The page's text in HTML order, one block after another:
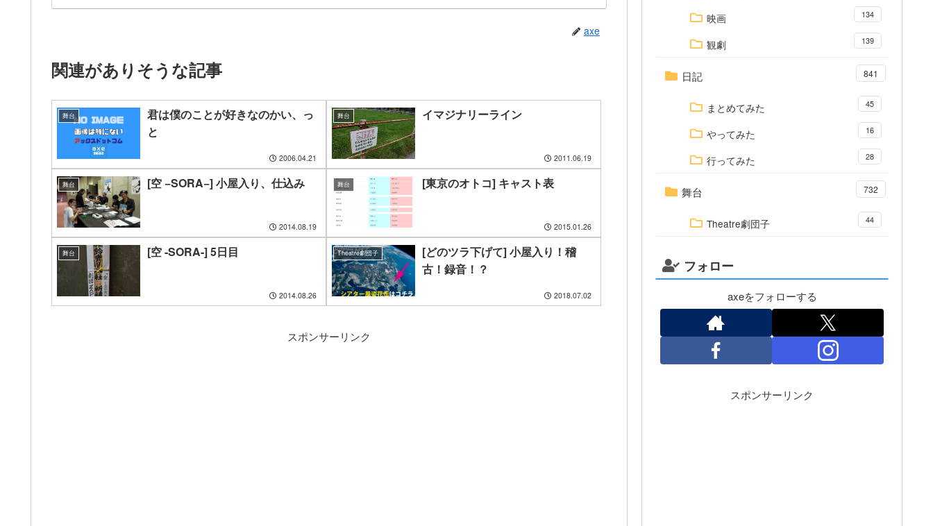
axe
関連がありそうな記事
舞台
君は僕のことが好きなのかい、っ
と
2006.04.21
舞台 イマジナリーライン
2011.06.19
舞台 [空 −SORA−] 小屋入り、仕込み
2014.08.19
舞台 [東京のオトコ] キャスト表
2015.01.26
舞台 [空 -SORA-] 5日目
2014.08.26
Theatre劇団子
[どのツラ下げて] 小屋入り！稽
古！録音！？
2018.07.02
スポンサーリンク
映画 134
観劇 139
日記 841
まとめてみた 45
やってみた 16
行ってみた 28
舞台 732
Theatre劇団子 44
フォロー
axeをフォローする
スポンサーリンク